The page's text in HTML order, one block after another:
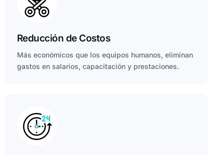
Reducción de Costos
Más económicos que los equipos humanos, eliminan
gastos en salarios, capacitación y prestaciones.